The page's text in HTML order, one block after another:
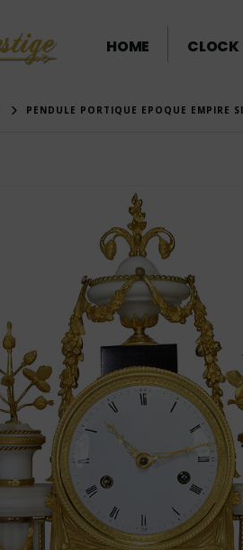
HOME CLOCK
PENDULE PORTIQUE EPOQUE EMPIRE